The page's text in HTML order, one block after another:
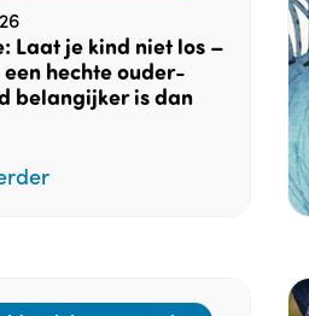
Laat je kind niet los –
hechte ouder-
belangijker is dan